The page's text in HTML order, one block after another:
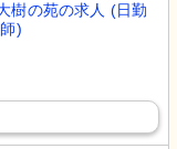
樹の苑の求人 (日勤
)